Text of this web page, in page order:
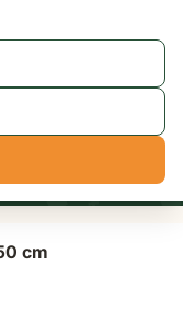
39
cm